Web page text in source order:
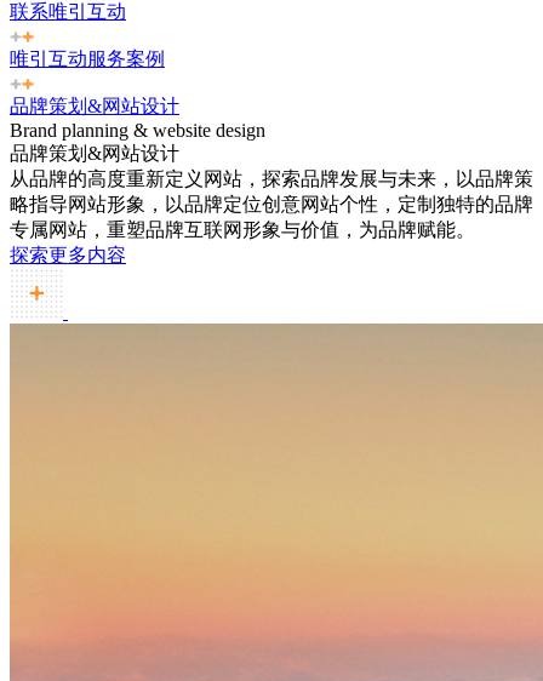
联系唯引互动
唯引互动服务案例
品牌策划&网站设计
Brand planning & website design
品牌策划&网站设计
从品牌的高度重新定义网站，探索品牌发展与未来，以品牌策
略指导网站形象，以品牌定位创意网站个性，定制独特的品牌
专属网站，重塑品牌互联网形象与价值，为品牌赋能。
探索更多内容